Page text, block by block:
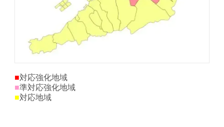
■対応強化地域
■準対応強化地域
■対応地域